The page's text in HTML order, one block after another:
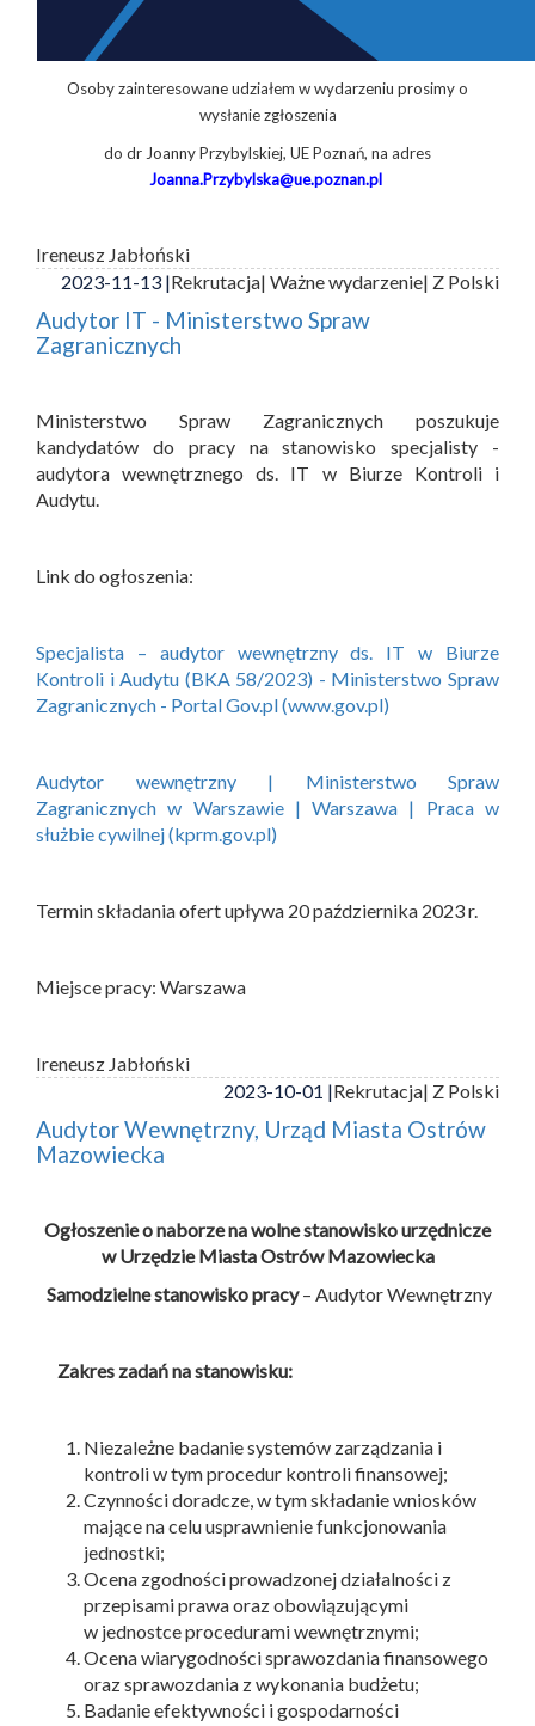
Osoby zainteresowane udziałem w wydarzeniu prosimy o
wysłanie zgłoszenia
do dr Joanny Przybylskiej, UE Poznań, na adres
Joanna.Przybylska@ue.poznan.pl
Ireneusz Jabłoński
2023-11-13 |Rekrutacja| Ważne wydarzenie| Z Polski
Audytor IT - Ministerstwo Spraw
Zagranicznych
Ministerstwo Spraw Zagranicznych poszukuje
kandydatów do pracy na stanowisko specjalisty -
audytora wewnętrznego ds. IT w Biurze Kontroli i
Audytu.
Link do ogłoszenia:
Specjalista – audytor wewnętrzny ds. IT w Biurze
Kontroli i Audytu (BKA 58/2023) - Ministerstwo Spraw
Zagranicznych - Portal Gov.pl (www.gov.pl)
Audytor wewnętrzny | Ministerstwo Spraw
Zagranicznych w Warszawie | Warszawa | Praca w
służbie cywilnej (kprm.gov.pl)
Termin składania ofert upływa 20 października 2023 r.
Miejsce pracy: Warszawa
Ireneusz Jabłoński
2023-10-01 |Rekrutacja| Z Polski
Audytor Wewnętrzny, Urząd Miasta Ostrów
Mazowiecka
Ogłoszenie o naborze na wolne stanowisko urzędnicze
w Urzędzie Miasta Ostrów Mazowiecka
Samodzielne stanowisko pracy– Audytor Wewnętrzny
Zakres zadań na stanowisku:
Niezależne badanie systemów zarządzania i
kontroli w tym procedur kontroli finansowej;
Czynności doradcze, w tym składanie wniosków
mające na celu usprawnienie funkcjonowania
jednostki;
Ocena zgodności prowadzonej działalności z
przepisami prawa oraz obowiązującymi
w jednostce procedurami wewnętrznymi;
Ocena wiarygodności sprawozdania finansowego
oraz sprawozdania z wykonania budżetu;
Badanie efektywności i gospodarności